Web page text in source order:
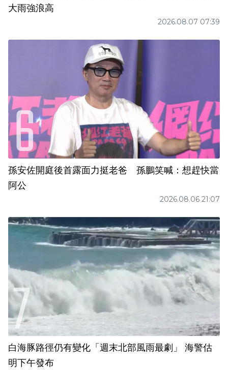
大雨強浪高
2026.08.07 07:39
孫安佐開庭後首露面力挺老爸 孫鵬笑喊：想趕快當
阿公
2026.08.06 21:07
白海豚路徑仍有變化「週末北部風雨最劇」 海警估
明下午發布